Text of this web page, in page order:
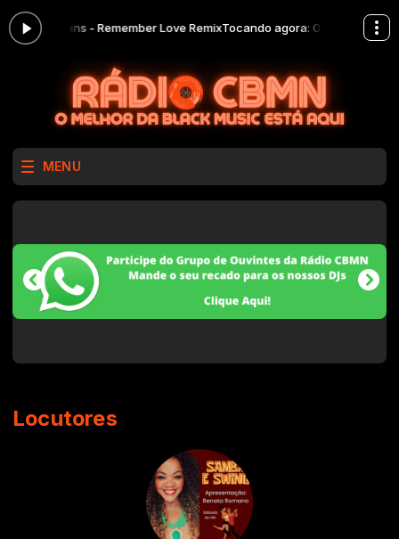
Evans - Remember Love RemixTocando agora: 03.Adriana
MENU
Locutores